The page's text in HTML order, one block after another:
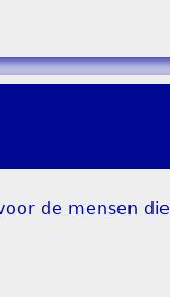
de mensen